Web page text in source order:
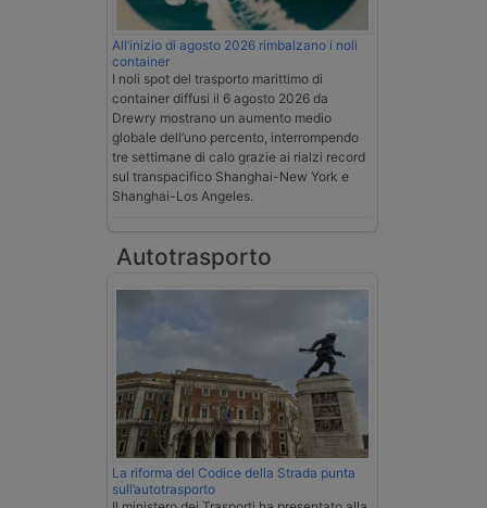
All’inizio di agosto 2026 rimbalzano i noli
container
I noli spot del trasporto marittimo di
container diffusi il 6 agosto 2026 da
Drewry mostrano un aumento medio
globale dell’uno percento, interrompendo
tre settimane di calo grazie ai rialzi record
sul transpacifico Shanghai-New York e
Shanghai-Los Angeles.
Autotrasporto
La riforma del Codice della Strada punta
sull’autotrasporto